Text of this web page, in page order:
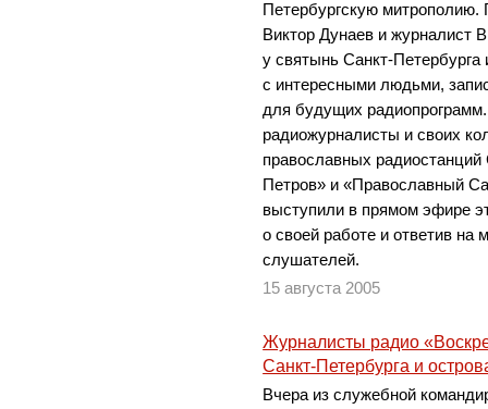
Петербургскую митрополию.
Виктор Дунаев и журналист
у святынь Санкт-
с интересными людьми,
для будущих
радиожурналисты и своих
православных
Петров» и «Православный
выступили в прямом эфире
о своей работе и ответив на
слушателей.
15 августа 2005
Журналисты радио
Санкт-Петербурга и
Вчера из служебной